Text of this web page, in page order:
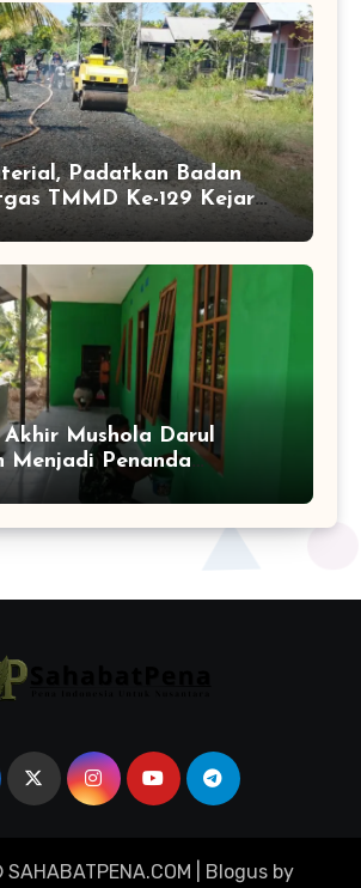
Padatkan Badan
TMMD Ke-129 Kejar
Desa Tamban
Akhir Mushola Darul
Menjadi Penanda
Ibadah yang Lebih
Blogusby